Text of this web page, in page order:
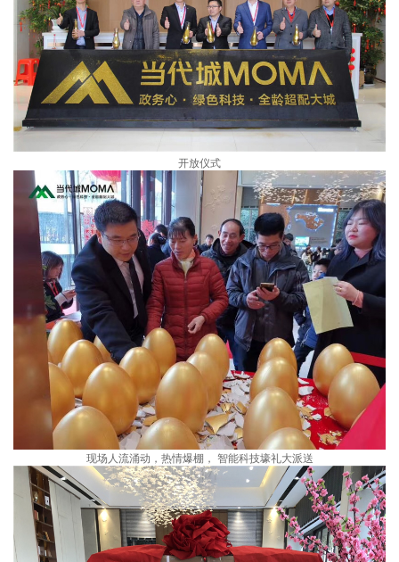
开放仪式
现场人流涌动，热情爆棚， 智能科技壕礼大派送